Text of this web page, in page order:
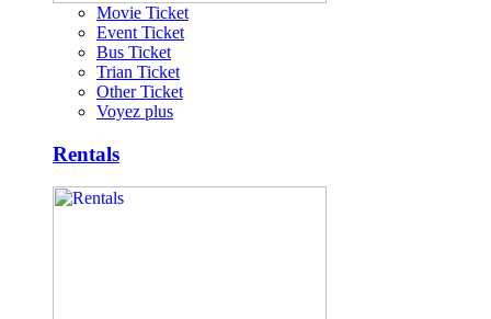
Movie Ticket
Event Ticket
Bus Ticket
Trian Ticket
Other Ticket
Voyez plus
Rentals